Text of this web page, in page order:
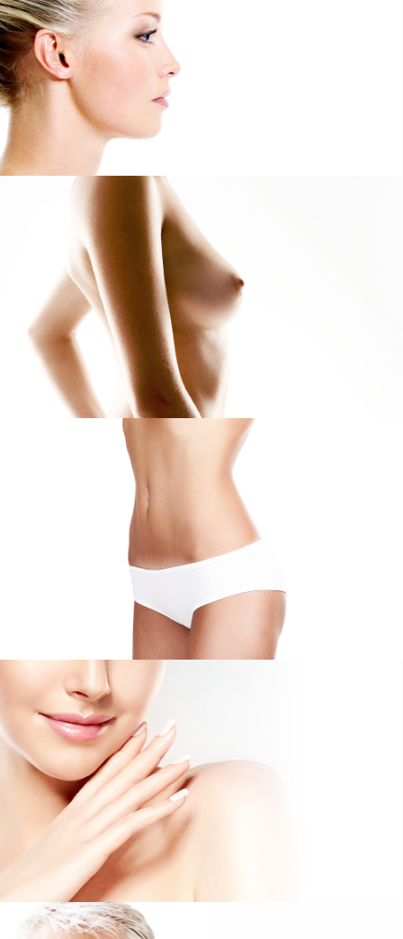
Von Faltenkorrektur mit Hyaluronsäure und Botox®,
bis Lidstraffung, Stirnlift und Facelift.
Brust
Brustvergösserung, Brustverkleinerung, Brustraffung, Brustaufbau mit
Eigengewebe nach der Krebs-OP.
Körper
Ob Bauchstraffung, Fettabsaugung oder Narbenkorrektur:
Ich bin Ihr erfahrener Spezialist.
Hände
Dupuytren’sche Erkrankung, Karpaltunnel-Syndrom,
Schnellender Finger: Konsultieren Sie mich.